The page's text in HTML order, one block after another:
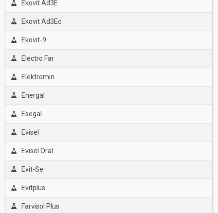
Ekovit Ad3E
Ekovit Ad3Ec
Ekovit-9
Electro Far
Elektromin
Energal
Esegal
Evisel
Evisel Oral
Evit-Se
Evitplus
Farvisol Plus